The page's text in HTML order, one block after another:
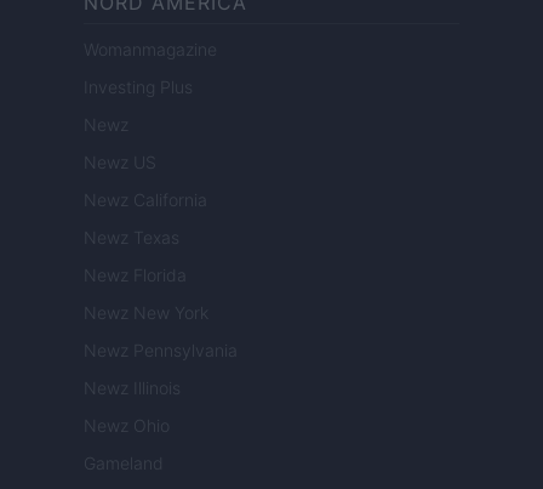
Womanmagazine
Investing Plus
Newz
Newz US
Newz California
Newz Texas
Newz Florida
Newz New York
Newz Pennsylvania
Newz Illinois
Newz Ohio
Gameland